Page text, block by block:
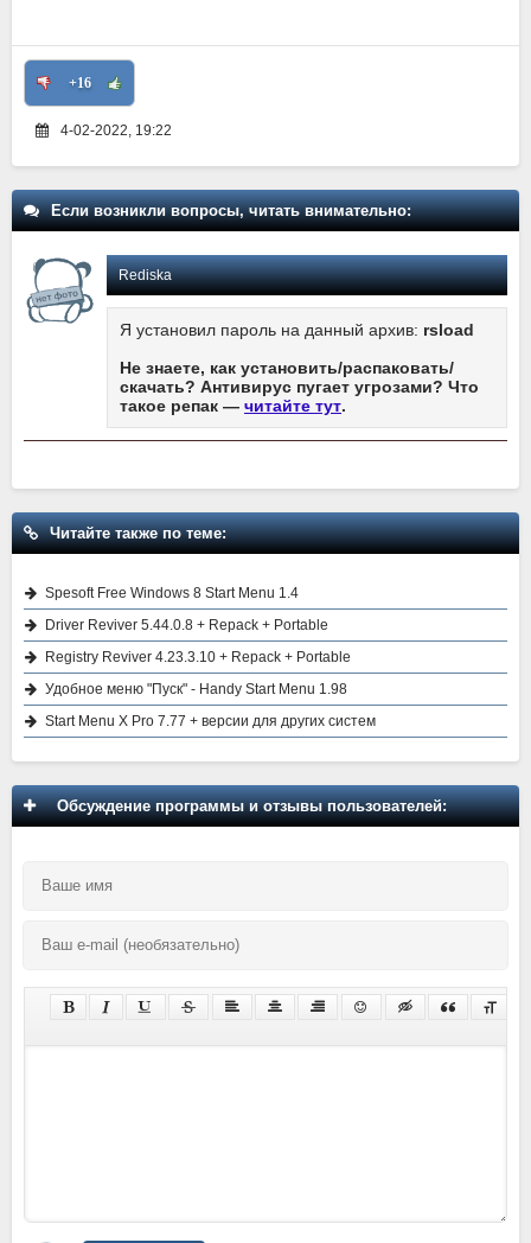
+16
4-02-2022, 19:22
Если возникли вопросы, читать внимательно:
Rediska
Я установил пароль на данный архив: rsload
Не знаете, как установить/распаковать/
скачать? Антивирус пугает угрозами? Что
такое репак — читайте тут.
Читайте также по теме:
Spesoft Free Windows 8 Start Menu 1.4
Driver Reviver 5.44.0.8 + Repack + Portable
Registry Reviver 4.23.3.10 + Repack + Portable
Удобное меню "Пуск" - Handy Start Menu 1.98
Start Menu X Pro 7.77 + версии для других систем
Обсуждение программы и отзывы пользователей: